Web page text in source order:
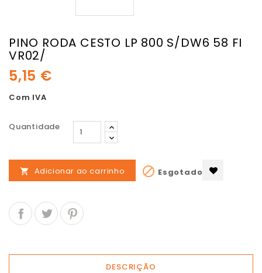
PINO RODA CESTO LP 800 S/DW6 58 FI
VR02/
5,15 €
Com IVA
Quantidade
 Adicionar ao carrinho  Esgotado
DESCRIÇÃO